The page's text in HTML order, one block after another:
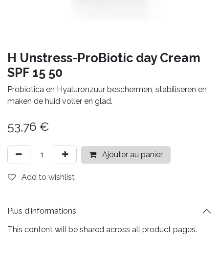
H Unstress-ProBiotic day Cream
SPF 15 50
Probiotica en Hyaluronzuur beschermen, stabiliseren en
maken de huid voller en glad.
53,76 €
Ajouter au panier
Add to wishlist
Plus d'informations
This content will be shared across all product pages.